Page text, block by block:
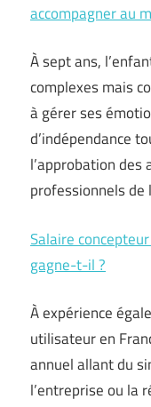
accompagner au
À sept ans,
complexes mais
à gérer ses
d’indépendance
l’approbation des
professionnels de
Salaire
gagne-t-il ?
À expérience
utilisateur en
annuel allant du
l’entreprise ou la